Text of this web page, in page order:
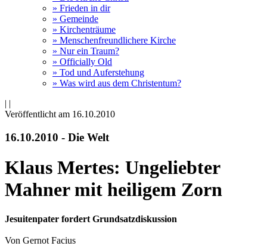
» Frieden in dir
» Gemeinde
» Kirchenträume
» Menschenfreundlichere Kirche
» Nur ein Traum?
» Officially Old
» Tod und Auferstehung
» Was wird aus dem Christentum?
| |
Veröffentlicht am 16­.10.2010
16.10.2010 - Die Welt
Klaus Mertes: Ungeliebter
Mahner mit heiligem Zorn
Jesuitenpater fordert Grundsatzdiskussion
Von Gernot Facius